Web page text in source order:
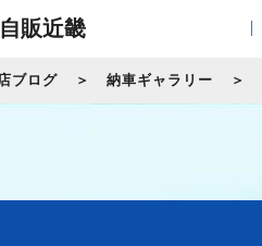
販近畿
ブログ 納車ギャラリー